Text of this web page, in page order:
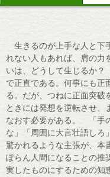
生きるのが上手な人と下
れない人もあれば、肩の力
いは、どうして生じるか
で正直である。何事にも正
る。だが、つねに正面突破
ときには発想を逆転させ、
なおす必要がある。 「手
な」「周囲に大言壮語しろ
驚かれるような主張が、本
ぽらん人間になることの推
実したものにするための知